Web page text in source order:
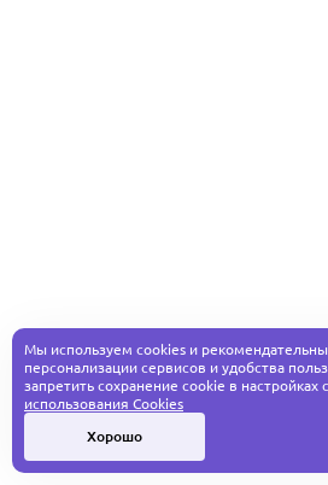
Мы используем cookies и
персонализации сервисов и удобства
запретить сохранение cookie в настройках
использования Cookies
Хорошо